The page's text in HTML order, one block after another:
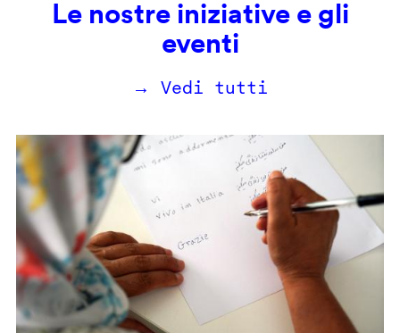
Le nostre iniziative e gli
eventi
→ Vedi tutti